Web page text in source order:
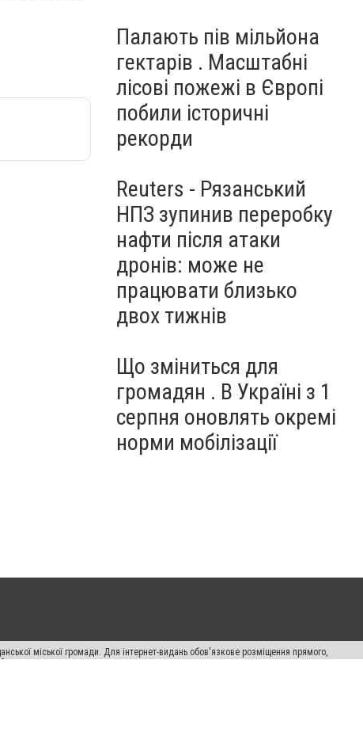
Палають пів мільйона
гектарів . Масштабні
лісові пожежі в Європі
побили історичні
рекорди
Reuters - Рязанський
НПЗ зупинив переробку
нафти після атаки
дронів: може не
працювати близько
двох тижнів
Що зміниться для
громадян . В Україні з 1
серпня оновлять окремі
норми мобілізації
міської громади. Для інтернет-видань обов'язкове розміщення прямого,
Законом.